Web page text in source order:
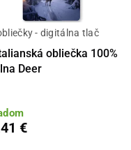
- digitálna tlač
obliečka 100%
Deer
€